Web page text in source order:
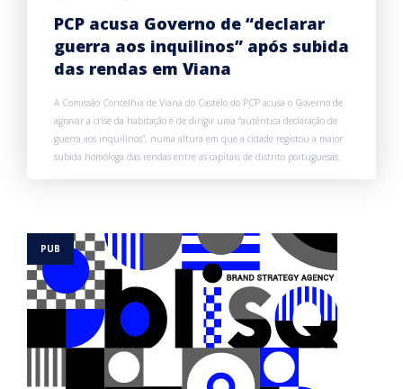
PCP acusa Governo de “declarar
guerra aos inquilinos” após subida
das rendas em Viana
A Comissão Concelhia de Viana do Castelo do PCP acusa o Governo de
agravar a crise da habitação e de dirigir uma “autêntica declaração de
guerra aos inquilinos”, numa altura em que a cidade registou a maior
subida homóloga das rendas entre as capitais de distrito portuguesas.